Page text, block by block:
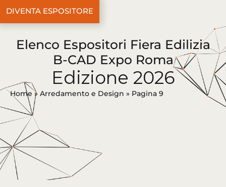
DIVENTA ESPOSITORE
Elenco Espositori Fiera Edilizia
B-CAD Expo Roma
Edizione 2026
Home» Arredamento e Design » Pagina 9